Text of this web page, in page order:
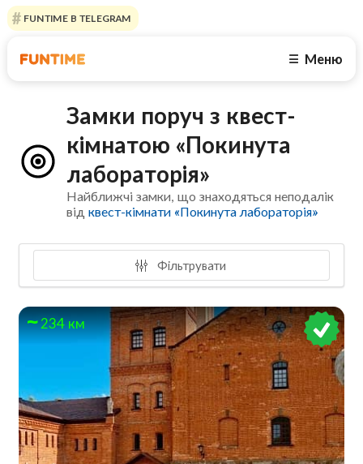
FUNTIME В TELEGRAM
☰ Меню
Замки поруч з квест-
кімнатою «Покинута
лабораторія»
Найближчі замки, що знаходяться неподалік
відквест-кімнати «Покинута лабораторія»
Фільтрувати
234 км